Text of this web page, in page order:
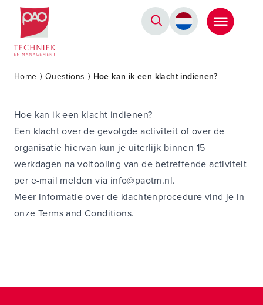
Postacademische cursussen, leergangen en opleidingen
Home ⟩ Questions ⟩ Hoe kan ik een klacht indienen?
Hoe kan ik een klacht indienen?
Een klacht over de gevolgde activiteit of over de
organisatie hiervan kun je uiterlijk binnen 15
werkdagen na voltooiing van de betreffende activiteit
per e-mail melden via info@paotm.nl.
Meer informatie over de klachtenprocedure vind je in
onze Terms and Conditions.